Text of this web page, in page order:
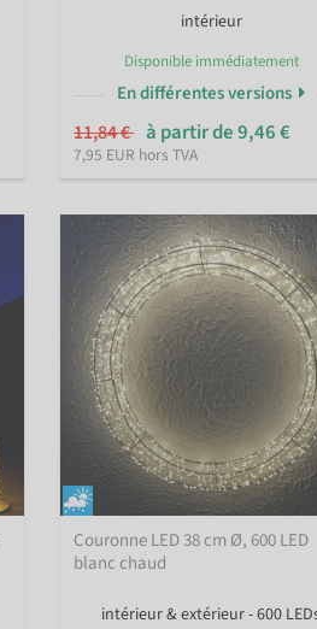
intérieur
Disponible immédiatement
En différentes versions
11,84 € à partir de 9,46 €
7,95 EUR hors TVA
Couronne LED 38 cm Ø, 600 LED
blanc chaud
intérieur & extérieur - 600